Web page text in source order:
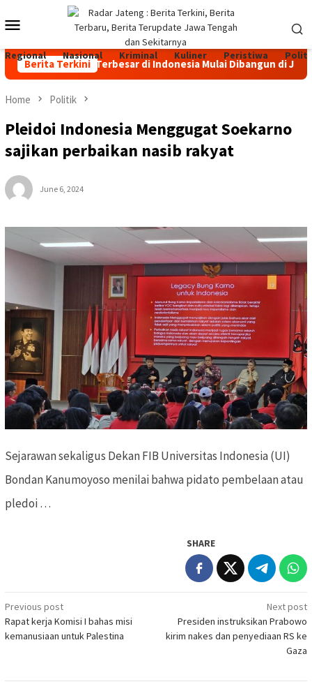
to
Mobile
Menu
Regional Nasional Kriminal Kuliner Peristiwa
Berita Terkini
Sapi Perah Terbesar di Indonesia Mulai Dibangun di Jateng,
Home Politik
Pleidoi Indonesia Menggugat Soekarno
sajikan perbaikan nasib rakyat
June 6, 2024
Sejarawan sekaligus Dekan FIB Universitas Indonesia (UI)
Bondan Kanumoyoso menilai bahwa pidato pembelaan atau
pledoi …
SHARE
Post
navigation
Previous post
Rapat kerja Komisi I bahas misi
kemanusiaan untuk Palestina
Next post
Presiden instruksikan Prabowo
kirim nakes dan penyediaan RS ke
Gaza